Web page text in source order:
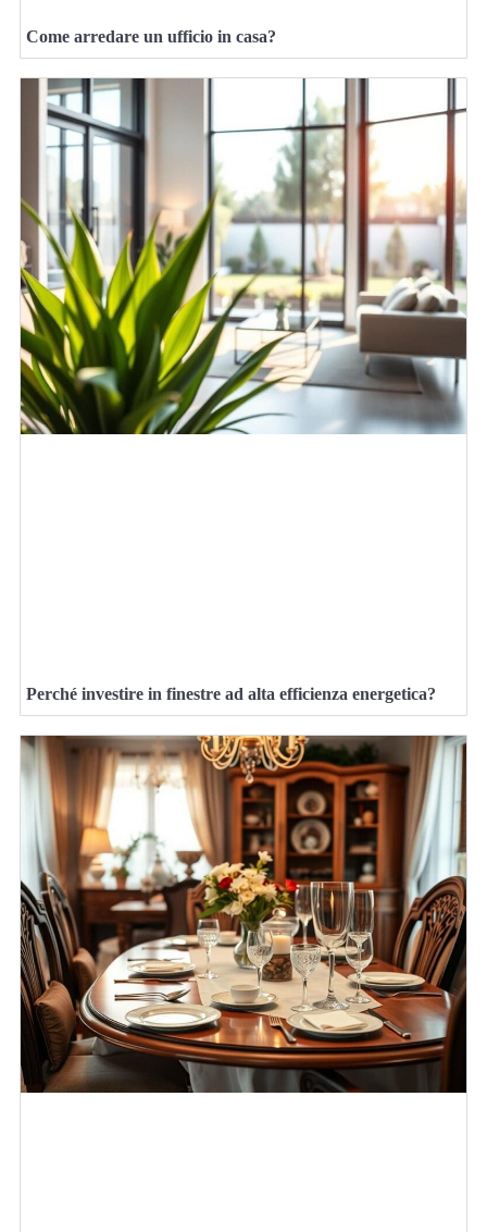
Come arredare un ufficio in casa?
Perché investire in finestre ad alta efficienza energetica?